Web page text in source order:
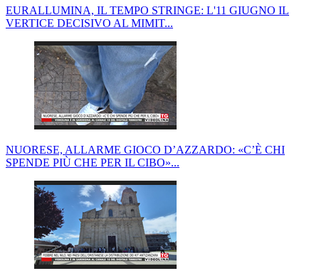
EURALLUMINA, IL TEMPO STRINGE: L'11 GIUGNO IL
VERTICE DECISIVO AL MIMIT...
NUORESE, ALLARME GIOCO D’AZZARDO: «C’È CHI
SPENDE PIÙ CHE PER IL CIBO»...